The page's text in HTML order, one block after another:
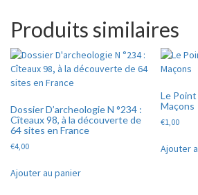
Produits similaires
Dossier D’archeologie N °234 :
Cîteaux 98, à la découverte de
64 sites en France
€4,00
Ajouter au panier
Le Point
Maçons
€1,00
Ajouter